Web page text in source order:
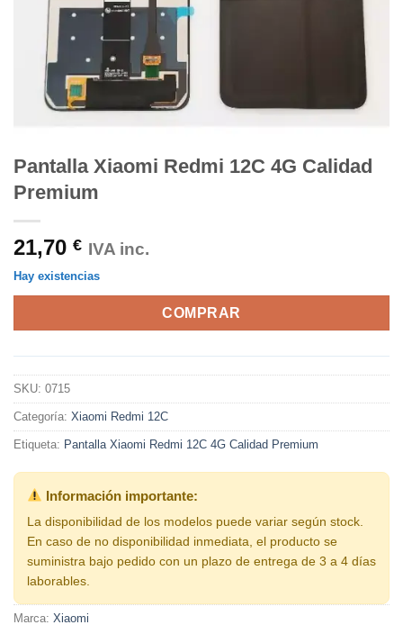
Pantalla Xiaomi Redmi 12C 4G Calidad
Premium
21,70 € IVA inc.
Hay existencias
COMPRAR
SKU: 0715
Categoría: Xiaomi Redmi 12C
Etiqueta: Pantalla Xiaomi Redmi 12C 4G Calidad Premium
Información importante:
La disponibilidad de los modelos puede variar según stock.
En caso de no disponibilidad inmediata, el producto se
suministra bajo pedido con un plazo de entrega de 3 a 4 días
laborables.
Marca: Xiaomi